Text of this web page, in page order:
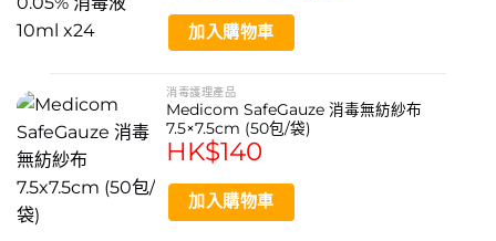
HK$90.
加入購物車
消毒護理產品
Medicom SafeGauze 消毒無紡紗布
7.5×7.5cm (50包/袋)
HK$140
加入購物車